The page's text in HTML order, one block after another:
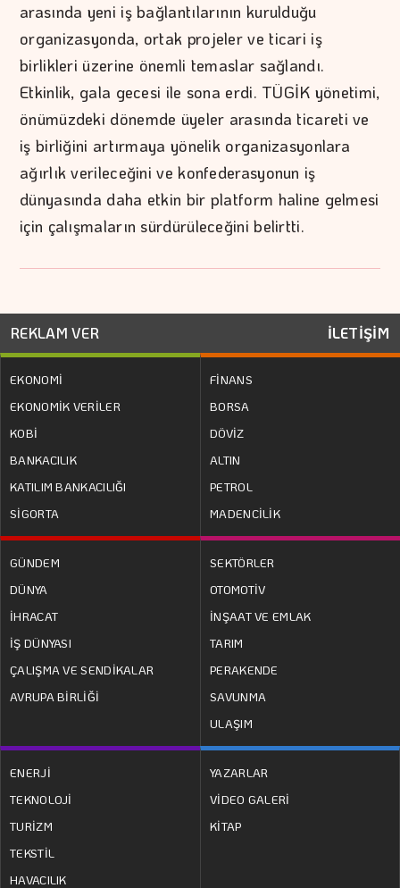
arasında yeni iş bağlantılarının kurulduğu
organizasyonda, ortak projeler ve ticari iş
birlikleri üzerine önemli temaslar sağlandı.
Etkinlik, gala gecesi ile sona erdi. TÜGİK yönetimi,
önümüzdeki dönemde üyeler arasında ticareti ve
iş birliğini artırmaya yönelik organizasyonlara
ağırlık verileceğini ve konfederasyonun iş
dünyasında daha etkin bir platform haline gelmesi
için çalışmaların sürdürüleceğini belirtti.
REKLAM VER İLETİŞİM
EKONOMİ
EKONOMİK VERİLER
KOBİ
BANKACILIK
KATILIM BANKACILIĞI
SİGORTA
FİNANS
BORSA
DÖVİZ
ALTIN
PETROL
MADENCİLİK
GÜNDEM
DÜNYA
İHRACAT
İŞ DÜNYASI
ÇALIŞMA VE SENDİKALAR
AVRUPA BİRLİĞİ
SEKTÖRLER
OTOMOTİV
İNŞAAT VE EMLAK
TARIM
PERAKENDE
SAVUNMA
ULAŞIM
ENERJİ
TEKNOLOJİ
TURİZM
TEKSTİL
HAVACILIK
YAZARLAR
VİDEO GALERİ
KİTAP